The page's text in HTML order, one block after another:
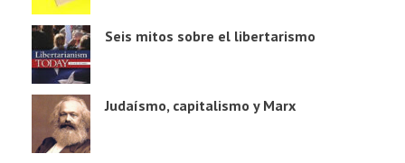
Seis mitos sobre el libertarismo
Judaísmo, capitalismo y Marx